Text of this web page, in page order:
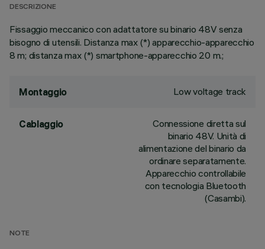
DESCRIZIONE
Fissaggio meccanico con adattatore su binario 48V senza
bisogno di utensili. Distanza max (*) apparecchio-apparecchio
8 m; distanza max (*) smartphone-apparecchio 20 m.;
Montaggio Low voltage track
Cablaggio
Connessione diretta sul
binario 48V. Unità di
alimentazione del binario da
ordinare separatamente.
Apparecchio controllabile
con tecnologia Bluetooth
(Casambi).
NOTE